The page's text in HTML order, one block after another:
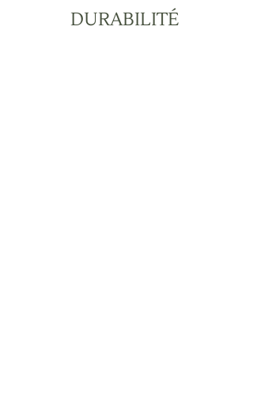
DURABILITÉ